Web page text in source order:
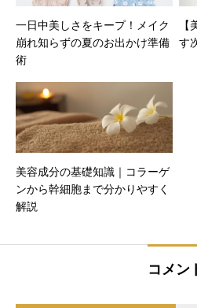
一日中美しさをキープ！メイク
崩れ知らずの夏のお出かけ準備
術
す
美容成分の基礎知識｜コラーゲ
ンから幹細胞まで分かりやすく
解説
コメン